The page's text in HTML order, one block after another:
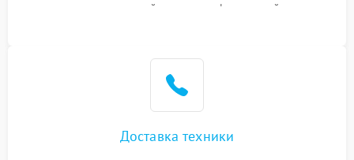
или оставить свой номер телефона на сайте
Доставка техники